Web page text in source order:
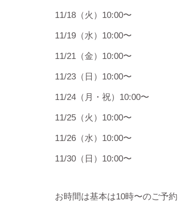
11/18（火）10:00〜
11/19（水）10:00〜
11/21（金）10:00〜
11/23（日）10:00〜
11/24（月・祝）10:00〜
11/25（火）10:00〜
11/26（水）10:00〜
11/30（日）10:00〜
お時間は基本は10時〜のご予